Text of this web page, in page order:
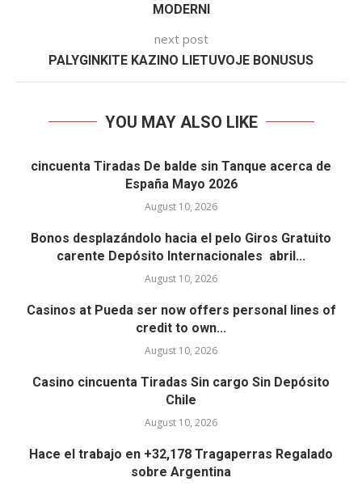
MODERNI
next post
PALYGINKITE KAZINO LIETUVOJE BONUSUS
YOU MAY ALSO LIKE
cincuenta Tiradas De balde sin Tanque acerca de
España Mayo 2026
August 10, 2026
Bonos desplazándolo hacia el pelo Giros Gratuito
carente Depósito Internacionales ️ abril...
August 10, 2026
Casinos at Pueda ser now offers personal lines of
credit to own...
August 10, 2026
Casino cincuenta Tiradas Sin cargo Sin Depósito
Chile
August 10, 2026
Hace el trabajo en +32,178 Tragaperras Regalado
sobre Argentina